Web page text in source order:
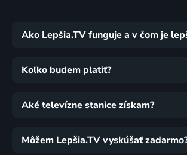
Ako Lepšia.TV funguje a v čom je
Koľko budem platiť?
Aké televízne stanice získam?
Môžem Lepšia.TV vyskúšať